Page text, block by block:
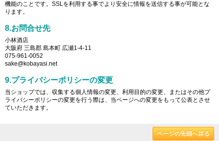
機能のことです。SSLを利用する事でより安全に情報を送信する事が可能とな
ります。
8.お問合せ先
小林酒店
大阪府 三島郡 島本町 広瀬1-4-11
075-961-0052
sake@kobayasi.net
9.プライバシーポリシーの変更
当ショップでは、収集する個人情報の変更、利用目的の変更、またはその他プ
ライバシーポリシーの変更を行う際は、当ページへの変更をもって公表とさせ
ていただきます。
ページの先頭へ戻る